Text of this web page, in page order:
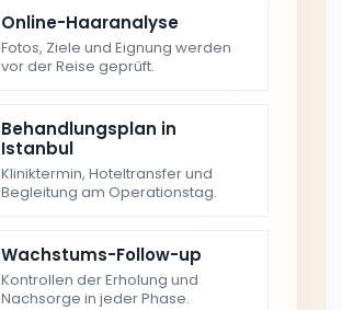
Online-Haaranalyse
Fotos, Ziele und Eignung werden
vor der Reise geprüft.
Behandlungsplan in
Istanbul
Kliniktermin, Hoteltransfer und
Begleitung am Operationstag.
Wachstums-Follow-up
Kontrollen der Erholung und
Nachsorge in jeder Phase.